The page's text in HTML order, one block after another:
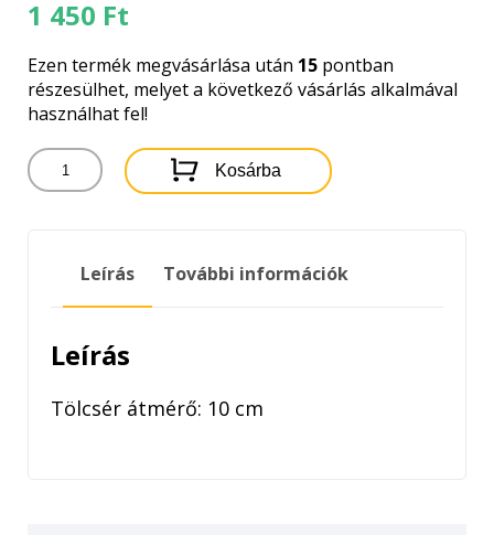
1 450 Ft
Ezen termék megvásárlása után 15 pontban
részesülhet, melyet a következő vásárlás alkalmával
használhat fel!
ÜZEMANYAGTÖLCSÉR
-
Kosárba
Leírás További információk
Leírás
Tölcsér átmérő: 10 cm